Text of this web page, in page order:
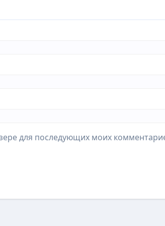
для последующих моих